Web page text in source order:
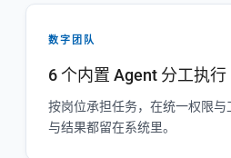
数字团队
6 个内置 Agent 分工执行
按岗位承担任务，在统一权限
与结果都留在系统里。